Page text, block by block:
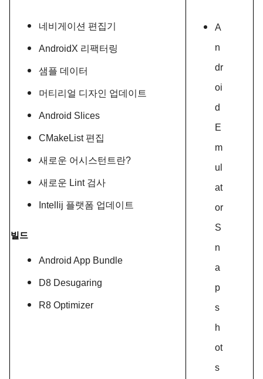
네비게이션 편집기
AndroidX 리팩터링
샘플 데이터
머티리얼 디자인 업데이트
Android Slices
CMakeList 편집
새로운 어시스턴트란?
새로운 Lint 검사
Intellij 플랫폼 업데이트
빌드
Android App Bundle
D8 Desugaring
R8 Optimizer
A
n
dr
oi
d
E
m
ul
at
or
S
n
a
p
s
h
ot
s